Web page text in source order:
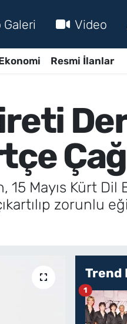
Galeri Video
Resmi İlanlar
15 Mayıs Kürt Dil
zorunlu
Trend
1